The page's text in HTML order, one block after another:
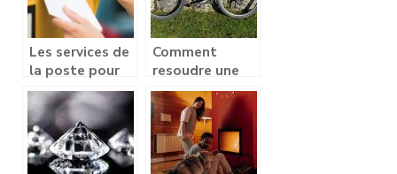
Les services de
la poste pour
vos courriers
Comment
resoudre une
defaillance de
l’assistance
electrique d’un
velo Decathlon
?